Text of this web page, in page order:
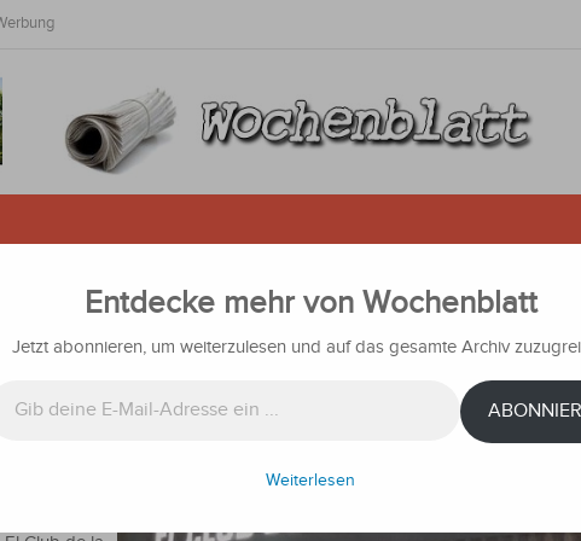
Messis Schnitzel kommen
inNachrichten
Entdecke mehr von Wochenblatt
Jetzt abonnieren, um weiterzulesen und auf das gesamte Archiv
Weiterlesen